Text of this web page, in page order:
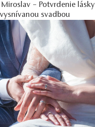
Miroslav – Potvrdenie lásky
vysnívanou svadbou